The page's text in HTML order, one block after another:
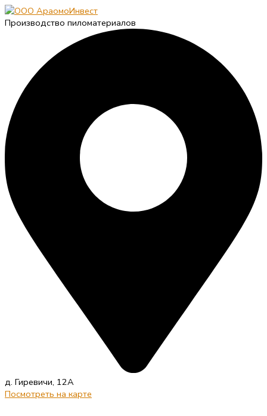
Производство пиломатериалов
д. Гиревичи, 12А
Посмотреть на карте